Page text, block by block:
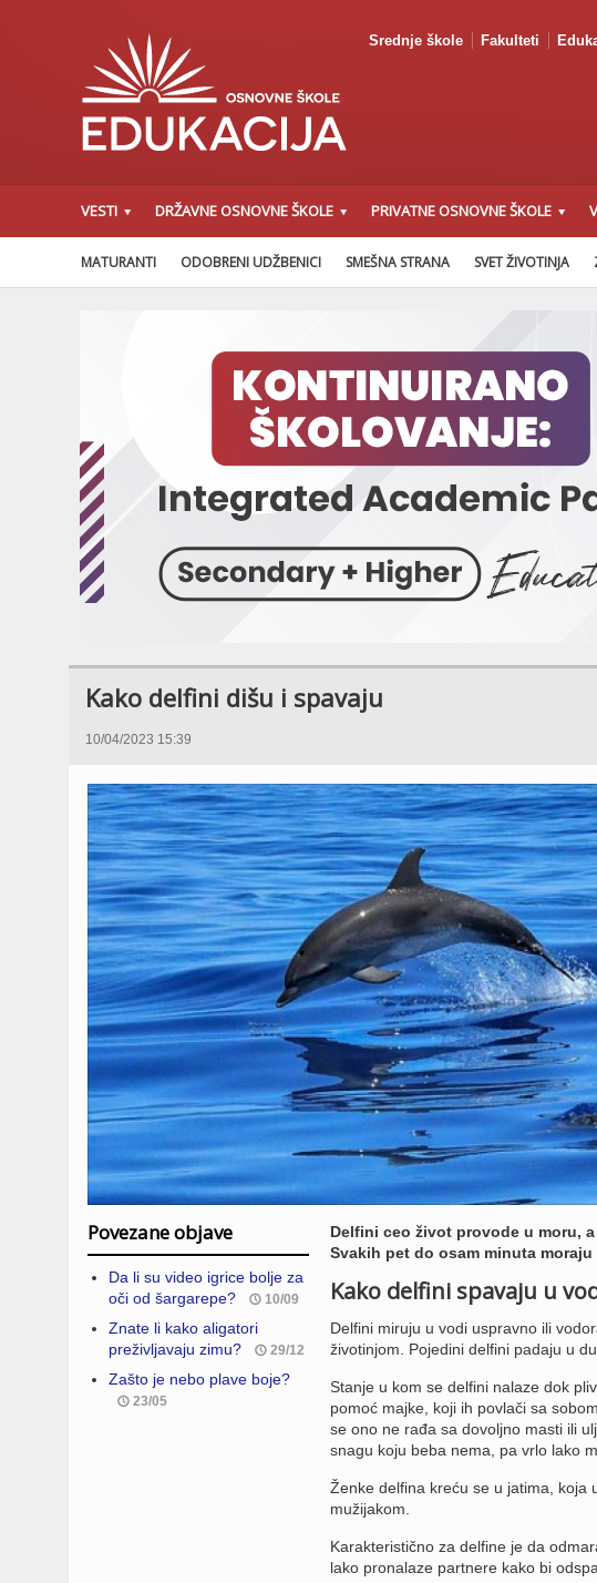
Srednje škole Fakulteti
VESTI DRŽAVNE OSNOVNE ŠKOLE PRIVATNE OSNOVNE ŠKOLE
MATURANTI ODOBRENI UDŽBENICI SMEŠNA STRANA SVET ŽIVOTINJA
Kako delfini dišu i spavaju
10/04/2023 15:39
Povezane objave
Da li su video igrice bolje za
oči od šargarepe?
10/09
Znate li kako aligatori
preživljavaju zimu?
29/12
Zašto je nebo plave boje?
23/05
Delfini ceo život provode u moru,
Svakih pet do osam minuta
Kako delfini spavaju u
Delfini miruju u vodi uspravno ili
životinjom. Pojedini delfini padaju u
Stanje u kom se delfini nalaze dok
pomoć majke, koji ih povlači sa
se ono ne rađa sa dovoljno masti ili
snagu koju beba nema, pa vrlo lako
Ženke delfina kreću se u jatima, koja
mužijakom.
Karakteristično za delfine je da
lako pronalaze partnere kako bi